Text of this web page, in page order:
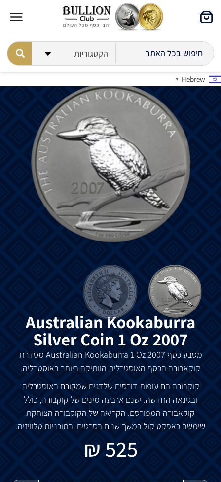
Hebrew
▼
Australian Kookaburra
Silver Coin 1 Oz 2007
מטבעכסף
מסדרת
קוקאבורה הכסף האוסטרלית הוותיקה ביותרבאוסטרליה.
קוקבורה הם עופות דורסים שלדגים שמקורם באוסטרליה
ובגינאה החדשה. ישנם ארבעה מינים של קוקבורה, כולל
קוקאבורה המפורסם. הקריאה של הקוקבורה הצוחקת
שימשה כאפקט קולבמשך שנים בסרטים ובתוכניות טלוויזיה.
525
₪